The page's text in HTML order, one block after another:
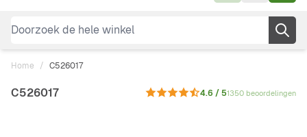
Doorzoek de hele winkel
Home / C526017
C526017 4.6 / 51350 beoordelingen